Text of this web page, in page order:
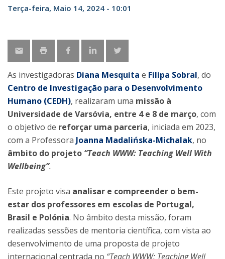
Terça-feira, Maio 14, 2024 - 10:01
As investigadoras Diana Mesquita e Filipa Sobral, do
Centro de Investigação para o Desenvolvimento
Humano (CEDH), realizaram uma missão à
Universidade de Varsóvia, entre 4 e 8 de março, com
o objetivo de reforçar uma parceria, iniciada em 2023,
com a Professora Joanna Madalińska-Michalak, no
âmbito do projeto “Teach WWW: Teaching Well With
Wellbeing”.
Este projeto visa analisar e compreender o bem-
estar dos professores em escolas de Portugal,
Brasil e Polónia. No âmbito desta missão, foram
realizadas sessões de mentoria científica, com vista ao
desenvolvimento de uma proposta de projeto
internacional centrada no “Teach WWW: Teaching Well